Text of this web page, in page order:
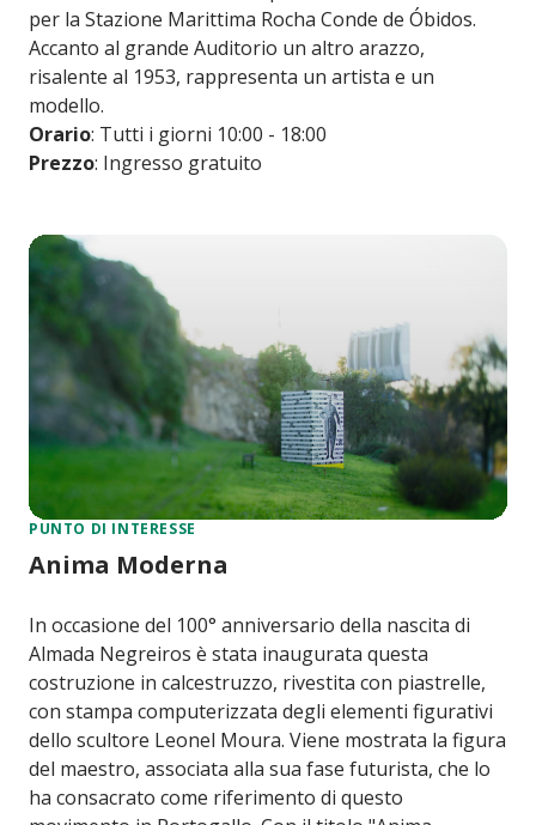
per la Stazione Marittima Rocha Conde de Óbidos.
Accanto al grande Auditorio un altro arazzo,
risalente al 1953, rappresenta un artista e un
modello.
Orario: Tutti i giorni 10:00 - 18:00
Prezzo: Ingresso gratuito
PUNTO DI INTERESSE
Anima Moderna
In occasione del 100° anniversario della nascita di
Almada Negreiros è stata inaugurata questa
costruzione in calcestruzzo, rivestita con piastrelle,
con stampa computerizzata degli elementi figurativi
dello scultore Leonel Moura. Viene mostrata la figura
del maestro, associata alla sua fase futurista, che lo
ha consacrato come riferimento di questo